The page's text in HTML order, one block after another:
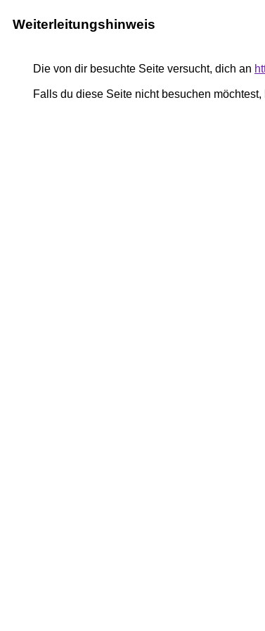
Weiterleitungshinweis
Die von dir besuchte Seite versucht, dich an
Falls du diese Seite nicht besuchen möchtest,